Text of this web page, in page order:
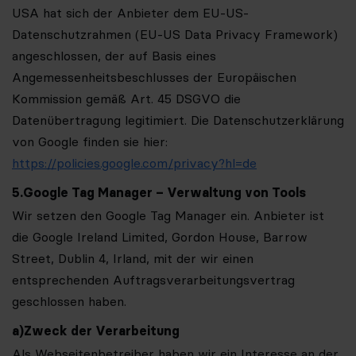
USA hat sich der Anbieter dem EU-US-
Datenschutzrahmen (EU-US Data Privacy Framework)
angeschlossen, der auf Basis eines
Angemessenheitsbeschlusses der Europäischen
Kommission gemäß Art. 45 DSGVO die
Datenübertragung legitimiert. Die Datenschutzerklärung
von Google finden sie hier:
https://policies.google.com/privacy?hl=de
5.Google Tag Manager – Verwaltung von Tools
Wir setzen den Google Tag Manager ein. Anbieter ist
die Google Ireland Limited, Gordon House, Barrow
Street, Dublin 4, Irland, mit der wir einen
entsprechenden Auftragsverarbeitungsvertrag
geschlossen haben.
a)Zweck der Verarbeitung